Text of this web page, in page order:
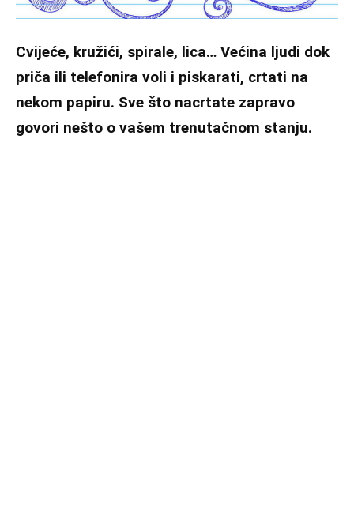
Cvijeće, kružići, spirale, lica… Većina ljudi dok
priča ili telefonira voli i piskarati, crtati na
nekom papiru. Sve što nacrtate zapravo
govori nešto o vašem trenutačnom stanju.